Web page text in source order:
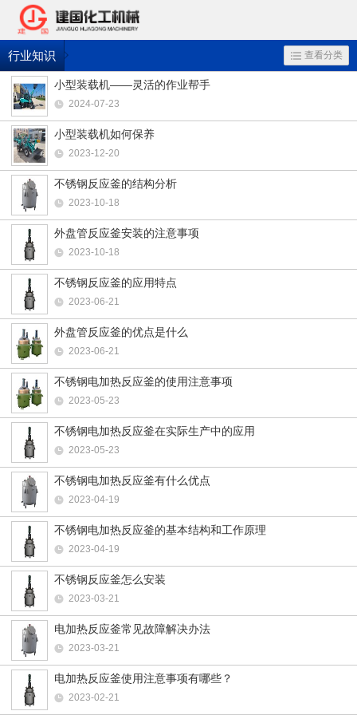
行业知识 查看分类
小型装载机——灵活的作业帮手
2024-07-23
小型装载机如何保养
2023-12-20
不锈钢反应釜的结构分析
2023-10-18
外盘管反应釜安装的注意事项
2023-10-18
不锈钢反应釜的应用特点
2023-06-21
外盘管反应釜的优点是什么
2023-06-21
不锈钢电加热反应釜的使用注意事项
2023-05-23
不锈钢电加热反应釜在实际生产中的应用
2023-05-23
不锈钢电加热反应釜有什么优点
2023-04-19
不锈钢电加热反应釜的基本结构和工作原理
2023-04-19
不锈钢反应釜怎么安装
2023-03-21
电加热反应釜常见故障解决办法
2023-03-21
电加热反应釜使用注意事项有哪些？
2023-02-21